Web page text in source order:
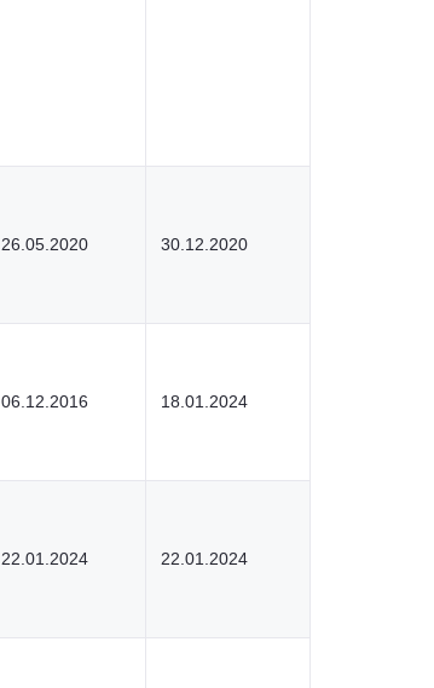
26.05.2020 30.12.2020
06.12.2016 18.01.2024
22.01.2024 22.01.2024